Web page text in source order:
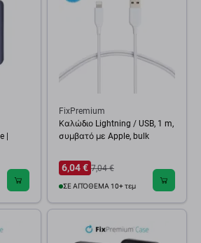
|
FixPremium
Καλώδιο Lightning / USB, 1 m,
συμβατό με Apple, bulk
6,04 € 7,04 €
ΣΕ ΑΠΌΘΕΜΑ 10+ τεμ